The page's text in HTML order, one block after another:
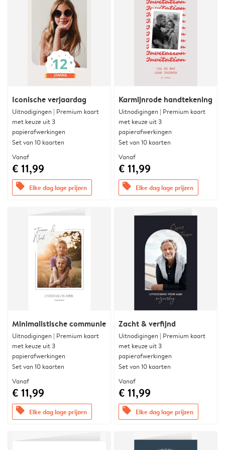
Iconische verjaardag
Uitnodigingen | Premium kaart
met keuze uit 3
papierafwerkingen
Set van 10 kaarten
Vanaf
€ 11,99
offers Elke dag lage prijzen
Karmijnrode handtekening
Uitnodigingen | Premium kaart
met keuze uit 3
papierafwerkingen
Set van 10 kaarten
Vanaf
€ 11,99
offers Elke dag lage prijzen
Minimalistische communie
Uitnodigingen | Premium kaart
met keuze uit 3
papierafwerkingen
Set van 10 kaarten
Vanaf
€ 11,99
offers Elke dag lage prijzen
Zacht & verfijnd
Uitnodigingen | Premium kaart
met keuze uit 3
papierafwerkingen
Set van 10 kaarten
Vanaf
€ 11,99
offers Elke dag lage prijzen